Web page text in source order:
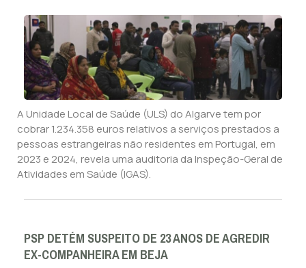
A Unidade Local de Saúde (ULS) do Algarve tem por
cobrar 1.234.358 euros relativos a serviços prestados a
pessoas estrangeiras não residentes em Portugal, em
2023 e 2024, revela uma auditoria da Inspeção-Geral de
Atividades em Saúde (IGAS).
PSP DETÉM SUSPEITO DE 23 ANOS DE AGREDIR
EX-COMPANHEIRA EM BEJA